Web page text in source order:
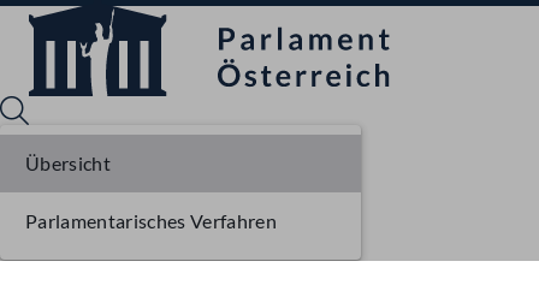
Übersicht
Parlamentarisches Verfahren